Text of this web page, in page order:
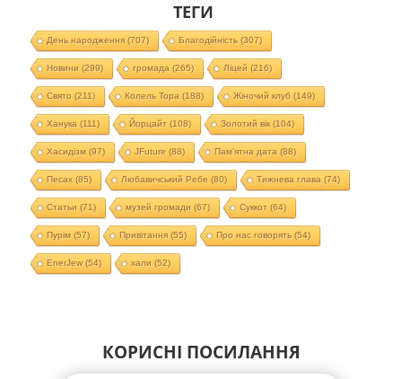
ТЕГИ
День народження(707) Благодійність(307)
Новини (299) громада (265) Ліцей (216)
Свято (211) Колель Тора (188) Жіночий клуб (149)
Ханука (111) Йорцайт (108) Золотий вік(104)
Хасидізм (97) JFuture (88) Пам'ятна дата (88)
Песах(85) Любавичський Ребе (80) Тижнева глава (74)
Статьи (71) музей громади (67) Суккот (64)
Пурім (57) Привітання(55) Про нас говорять(54)
EnerJew(54) хали (52)
КОРИСНІ ПОСИЛАННЯ